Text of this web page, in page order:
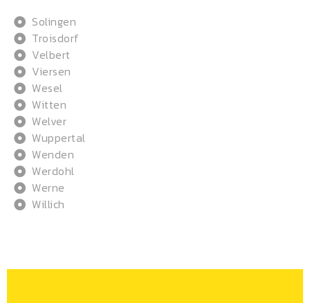
Solingen
Troisdorf
Velbert
Viersen
Wesel
Witten
Welver
Wuppertal
Wenden
Werdohl
Werne
Willich